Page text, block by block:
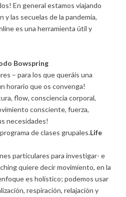
En general estamos viajando
y las secuelas de la pandemia,
es una herramienta útil y
Bowspring
– para los que queráis una
horario que os convenga!
flow, consciencia corporal,
consciente, fuerza,
necesidades!
de clases grupales.Life
particulares para investigar- e
quiere decir movimiento, en la
es holístico; podemos usar
respiración, relajación y